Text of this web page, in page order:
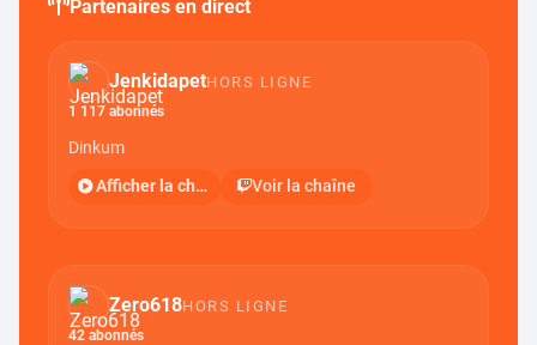
Partenaires en direct
JenkidapetHORS LIGNE
1 117 abonnés
Dinkum
Afficher la chaîne
Voir la chaîne
Zero618HORS LIGNE
42 abonnés